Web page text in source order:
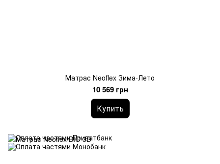
Матрас Neoflex Зима-Лето
10 569 грн
Купить